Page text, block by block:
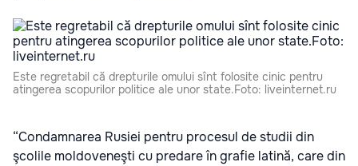
Este regretabil că drepturile omului sînt folosite cinic pentru
atingerea scopurilor politice ale unor state.Foto: liveinternet.ru
“Condamnarea Rusiei pentru procesul de studii din
şcolile moldoveneşti cu predare în grafie latină, care din